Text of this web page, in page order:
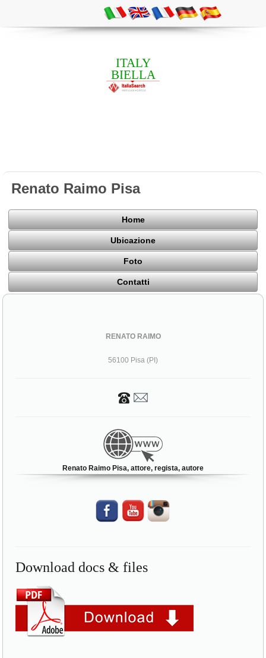
ITALY
BIELLA
Renato Raimo Pisa
Home
Ubicazione
Foto
Contatti
RENATO RAIMO
56100 Pisa (PI)
Renato Raimo Pisa, attore, regista, autore
Download docs & files